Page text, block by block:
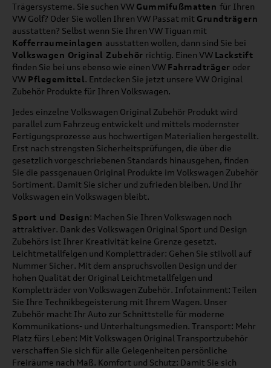
Trägersysteme. Sie suchen VW Gummifußmatten für Ihren
VW Golf? Oder Sie wollen Ihren VW Passat mit Grundträgern
ausstatten? Selbst wenn Sie Ihren VW Tiguan mit
Kofferraumeinlagen ausstatten wollen, dann sind Sie bei
Volkswagen Original Zubehör richtig. Einen VW Lackstift
finden Sie bei uns ebenso wie einen VW Fahrradträger oder
VW Pflegemittel. Entdecken Sie jetzt unsere VW Original
Zubehör Produkte für Ihren Volkswagen.
Jedes einzelne Volkswagen Original Zubehör Produkt wird
parallel zum Fahrzeug entwickelt und mittels modernster
Fertigungsprozesse aus hochwertigen Materialien hergestellt.
Erst nach strengsten Sicherheitsprüfungen, die über die
gesetzlich vorgeschriebenen Standards hinausgehen, finden
Sie die passgenauen Original Produkte im Volkswagen Zubehör
Sortiment. Damit Sie sicher und zufrieden bleiben. Und Ihr
Volkswagen ein Volkswagen bleibt.
Sport und Design: Machen Sie Ihren Volkswagen noch
attraktiver. Dank des Volkswagen Original Sport und Design
Zubehörs ist Ihrer Kreativität keine Grenze gesetzt.
Leichtmetallfelgen und Kompletträder: Gehen Sie stilvoll auf
Nummer Sicher. Mit dem anspruchsvollen Design und der
hohen Qualität der Original Leichtmetallfelgen und
Kompletträder von Volkswagen Zubehör. Infotainment: Teilen
Sie Ihre Technikbegeisterung mit Ihrem Wagen. Unser
Zubehör macht Ihr Auto zur Schnittstelle für moderne
Kommunikations- und Unterhaltungsmedien. Transport: Mehr
Platz fürs Leben: Mit Volkswagen Original Transportzubehör
verschaffen Sie sich für alle Gelegenheiten persönliche
Freiräume nach Maß. Komfort und Schutz: Damit Sie sich